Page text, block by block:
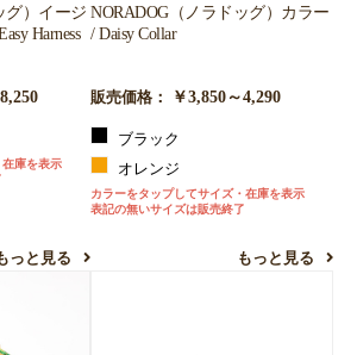
グ）イージ
Harness
庫を表示
っと見る
NORADOG（ノラドッグ）カラー
/ Daisy Collar
販売価格： ￥3,850～4,290
ブラック
オレンジ
カラーをタップしてサイズ・在庫を表示
表記の無いサイズは販売終了
もっと見る